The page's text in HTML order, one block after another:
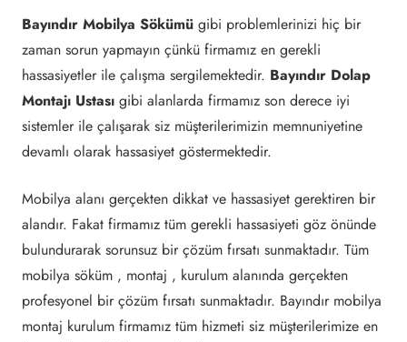
Bayındır Mobilya Sökümü gibi problemlerinizi hiç bir
zaman sorun yapmayın çünkü firmamız en gerekli
hassasiyetler ile çalışma sergilemektedir. Bayındır Dolap
Montajı Ustası gibi alanlarda firmamız son derece iyi
sistemler ile çalışarak siz müşterilerimizin memnuniyetine
devamlı olarak hassasiyet göstermektedir.
Mobilya alanı gerçekten dikkat ve hassasiyet gerektiren bir
alandır. Fakat firmamız tüm gerekli hassasiyeti göz önünde
bulundurarak sorunsuz bir çözüm fırsatı sunmaktadır. Tüm
mobilya söküm , montaj , kurulum alanında gerçekten
profesyonel bir çözüm fırsatı sunmaktadır. Bayındır mobilya
montaj kurulum firmamız tüm hizmeti siz müşterilerimize en